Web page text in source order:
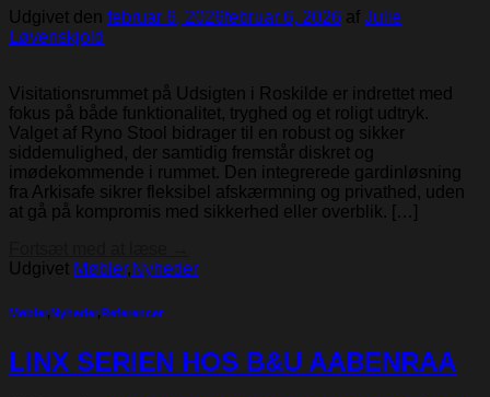
Udgivet den februar 6, 2026februar 6, 2026 af Julie
Løvenskjold
Visitationsrummet på Udsigten i Roskilde er indrettet med
fokus på både funktionalitet, tryghed og et roligt udtryk.
Valget af Ryno Stool bidrager til en robust og sikker
siddemulighed, der samtidig fremstår diskret og
imødekommende i rummet. Den integrerede gardinløsning
fra Arkisafe sikrer fleksibel afskærmning og privathed, uden
at gå på kompromis med sikkerhed eller overblik. […]
Udgivet Møbler,Nyheder
Møbler,Nyheder,Referencer
LINX SERIEN HOS B&U AABENRAA